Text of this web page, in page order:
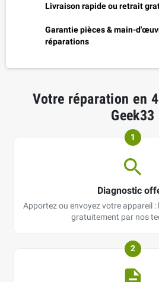
Livraison rapide ou retrait
Garantie pièces & main-
réparations
Votre réparation en
Geek33
1
Diagnostic
Apportez ou envoyez votre appareil
gratuitement par nos
2